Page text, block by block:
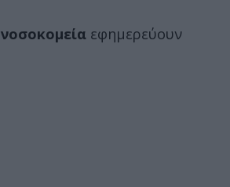
νοσοκομεία εφημερεύουν